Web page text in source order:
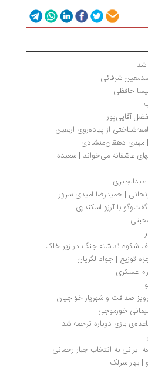
شرفائی
از پیاده‌روی اربعین
| حمیدرضا امیدی سرور
با آرزو اسکندری
نداشته جنگ در زیر خاک
| جواد لگزیان
و شهریار خوّاجیان
دوباره ترجمه شد
انتخاب جبار رحمانی